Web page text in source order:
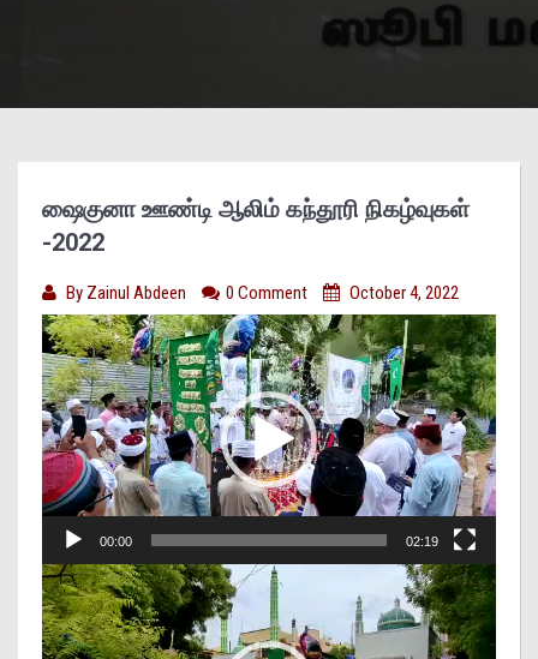
ஷைகுனா ஊண்டி ஆலிம் கந்தூரி நிகழ்வுகள்
-2022
By Zainul Abdeen 0 Comment October 4, 2022
Video
Player
00:00 02:19
Video
Player